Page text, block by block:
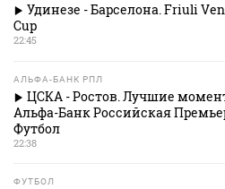
Удинезе - Барселона. Friuli
Cup
22:45
АЛЬФА-БАНК РПЛ
ЦСКА - Ростов. Лучшие
Альфа-Банк Российская
Футбол
22:38
ФУТБОЛ